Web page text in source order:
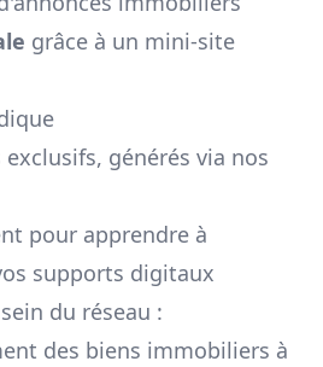
grâce à un mini-site
générés via nos
pour apprendre à
supports digitaux
du réseau :
des biens immobiliers à